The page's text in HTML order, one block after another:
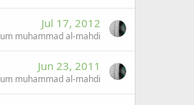
Jul 17, 2012
um muhammad al-mahdi
Jun 23, 2011
um muhammad al-mahdi